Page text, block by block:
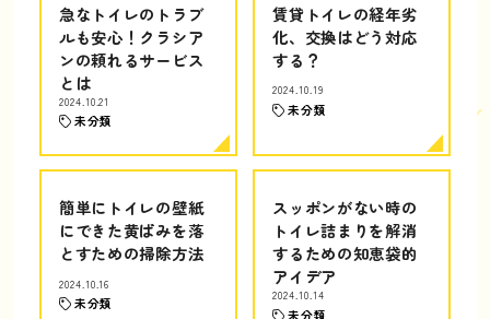
急なトイレのトラブ
ルも安心！クラシア
ンの頼れるサービス
とは
2024.10.21
未分類
賃貸トイレの経年劣
化、交換はどう対応
する？
2024.10.19
未分類
簡単にトイレの壁紙
にできた黄ばみを落
とすための掃除方法
2024.10.16
未分類
スッポンがない時の
トイレ詰まりを解消
するための知恵袋的
アイデア
2024.10.14
未分類